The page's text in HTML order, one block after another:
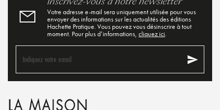
Inscrivez-vous à notre newsletter
Votre adresse e-mail sera uniquement utilisée pour vous
envoyer des informations sur les actualités des éditions
Hachette Pratique. Vous pouvez vous désinscrire à tout
moment. Pour plus d’informations, cliquez ici.
Indiquez votre email send